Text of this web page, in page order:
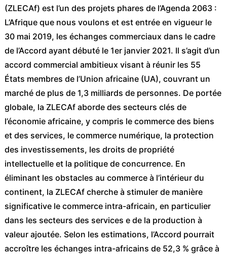
(ZLECAf) est l’un des projets phares de l’Agenda 2063 :
L’Afrique que nous voulons et est entrée en vigueur le
30 mai 2019, les échanges commerciaux dans le cadre
de l’Accord ayant débuté le 1er janvier 2021. Il s’agit d’un
accord commercial ambitieux visant à réunir les 55
États membres de l’Union africaine (UA), couvrant un
marché de plus de 1,3 milliards de personnes. De portée
globale, la ZLECAf aborde des secteurs clés de
l’économie africaine, y compris le commerce des biens
et des services, le commerce numérique, la protection
des investissements, les droits de propriété
intellectuelle et la politique de concurrence. En
éliminant les obstacles au commerce à l’intérieur du
continent, la ZLECAf cherche à stimuler de manière
significative le commerce intra-africain, en particulier
dans les secteurs des services e de la production à
valeur ajoutée. Selon les estimations, l’Accord pourrait
accroître les échanges intra-africains de 52,3 % grâce à